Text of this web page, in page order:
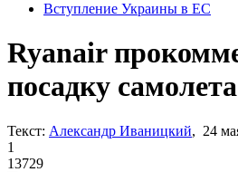
Вступление Украины в ЕС
Ryanair
посадку
Текст: Александр Иваницкий, 24
1
13729